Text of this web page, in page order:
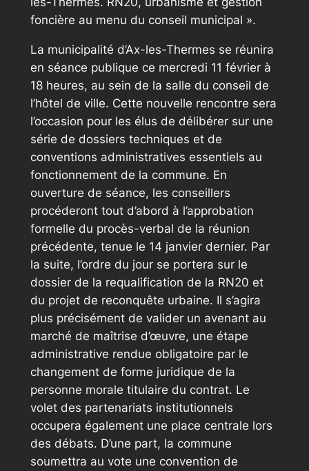
foncière au menu du conseil municipal ».
La municipalité d’Ax-les-Thermes se réunira
en séance publique ce mercredi 11 février à
18 heures, au sein de la salle du conseil de
l’hôtel de ville. Cette nouvelle rencontre sera
l’occasion pour les élus de délibérer sur une
série de dossiers techniques et de
conventions administratives essentiels au
fonctionnement de la commune. En
ouverture de séance, les conseillers
procéderont tout d’abord à l’approbation
formelle du procès-verbal de la réunion
précédente, tenue le 14 janvier dernier. Par
la suite, l’ordre du jour se portera sur le
dossier de la requalification de la RN20 et
du projet de reconquête urbaine. Il s’agira
plus précisément de valider un avenant au
marché de maîtrise d’œuvre, une étape
administrative rendue obligatoire par le
changement de forme juridique de la
personne morale titulaire du contrat. Le
volet des partenariats institutionnels
occupera également une place centrale lors
des débats. D’une part, la commune
soumettra au vote une convention de